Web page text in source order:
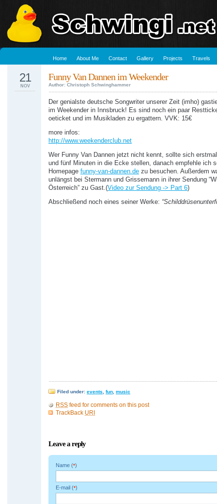
Home About Me Contact Gallery Projects Travels
Funny Van Dannen im Weekender
Author: Christoph Schwinghammer
21
NOV
Der genialste deutsche Songwriter unserer Zeit (imho)
im Weekender in Innsbruck! Es sind noch ein paar
oeticket und im Musikladen zu ergattern. VVK: 15€
more infos:
http://www.weekenderclub.net
Wer Funny Van Dannen jetzt nicht kennt, sollte sich
und fünf Minuten in die Ecke stellen, danach empfehle ich
Homepage funny-van-dannen.de zu besuchen. Außerdem
unlängst bei Stermann und Grissemann in ihrer Sendung
Österreich” zu Gast.(Video zur Sendung -> Part 6)
Abschließend noch eines seiner Werke:
Filed under: events fun music
RSS feed for comments on this post
TrackBack URI
Leave a reply
Name (*)
E-mail (*)